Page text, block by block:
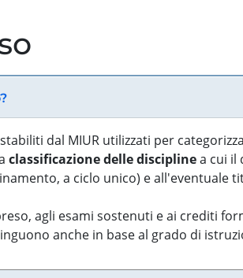
dal MIUR utilizzati per
classificazione delle disciplinea cui il
a ciclo unico) e all'eventuale
agli esami sostenuti e ai crediti
anche in base al grado di